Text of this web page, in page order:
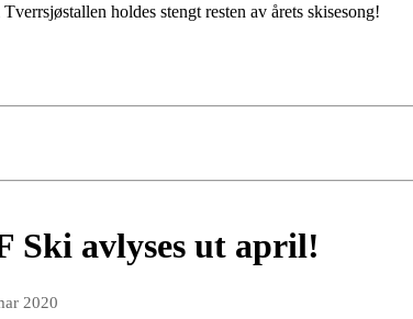
holdes stengt resten av årets skisesong!
Ski avlyses ut april!
2020